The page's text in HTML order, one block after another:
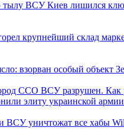
тылу ВСУ Киев лишился
крупнейший склад
взорван особый объект
ССО ВСУ разрушен. Как
элиту украинской
ВСУ уничтожат все хабы